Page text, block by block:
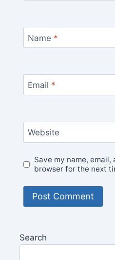
Name *
Email *
Website
Save my name,
browser for the next
Search